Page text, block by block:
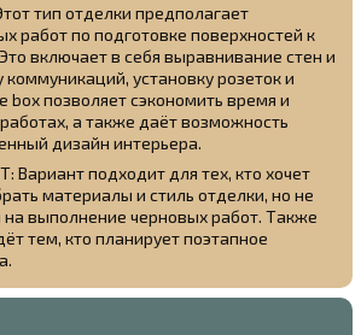
тип отделки предполагает
работ по подготовке поверхностей к
включает в себя выравнивание стен и
коммуникаций, установку розеток и
box позволяет сэкономить время и
а также даёт возможность
дизайн интерьера.
подходит для тех, кто хочет
материалы и стиль отделки, но не
на выполнение черновых работ. Также
тем, кто планирует поэтапное